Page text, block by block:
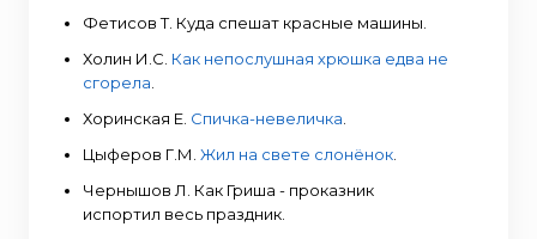
Фетисов Т. Куда спешат красные машины.
Холин И.С. Как непослушная хрюшка едва не
сгорела.
Хоринская Е. Спичка-невеличка.
Цыферов Г.М. Жил на свете слонёнок.
Чернышов Л. Как Гриша - проказник
испортил весь праздник.